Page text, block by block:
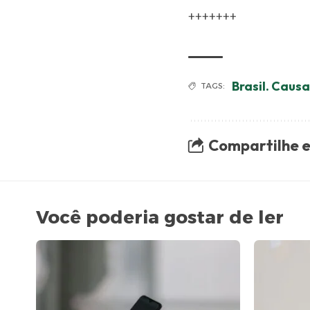
+++++++
TAGS: Brasil.
Compartilhe
Você poderia gostar de ler